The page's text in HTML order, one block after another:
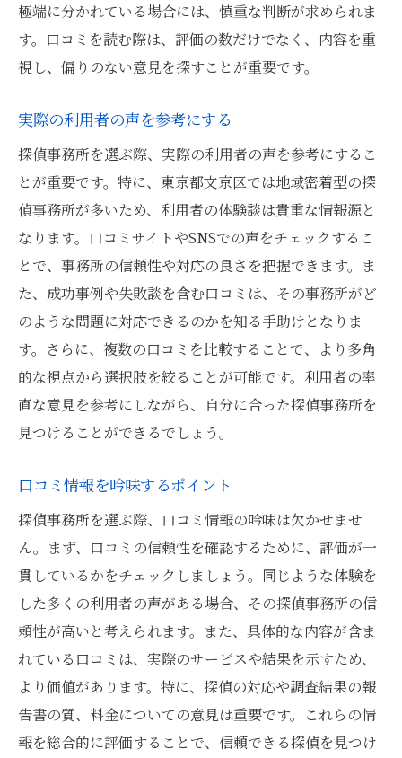
極端に分かれている場合には、慎重な判断が求められま
す。口コミを読む際は、評価の数だけでなく、内容を重
視し、偏りのない意見を探すことが重要です。
実際の利用者の声を参考にする
探偵事務所を選ぶ際、実際の利用者の声を参考にするこ
とが重要です。特に、東京都文京区では地域密着型の探
偵事務所が多いため、利用者の体験談は貴重な情報源と
なります。口コミサイトやSNSでの声をチェックするこ
とで、事務所の信頼性や対応の良さを把握できます。ま
た、成功事例や失敗談を含む口コミは、その事務所がど
のような問題に対応できるのかを知る手助けとなりま
す。さらに、複数の口コミを比較することで、より多角
的な視点から選択肢を絞ることが可能です。利用者の率
直な意見を参考にしながら、自分に合った探偵事務所を
見つけることができるでしょう。
口コミ情報を吟味するポイント
探偵事務所を選ぶ際、口コミ情報の吟味は欠かせませ
ん。まず、口コミの信頼性を確認するために、評価が一
貫しているかをチェックしましょう。同じような体験を
した多くの利用者の声がある場合、その探偵事務所の信
頼性が高いと考えられます。また、具体的な内容が含ま
れている口コミは、実際のサービスや結果を示すため、
より価値があります。特に、探偵の対応や調査結果の報
告書の質、料金についての意見は重要です。これらの情
報を総合的に評価することで、信頼できる探偵を見つけ